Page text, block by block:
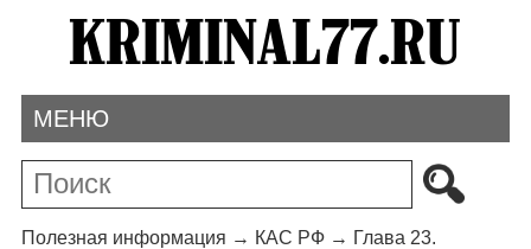
МЕНЮ
Полезная информация → КАС РФ→ Глава 23.